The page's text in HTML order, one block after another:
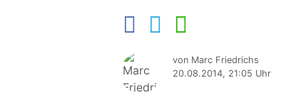
von Marc Friedrichs
20.08.2014, 21:05 Uhr